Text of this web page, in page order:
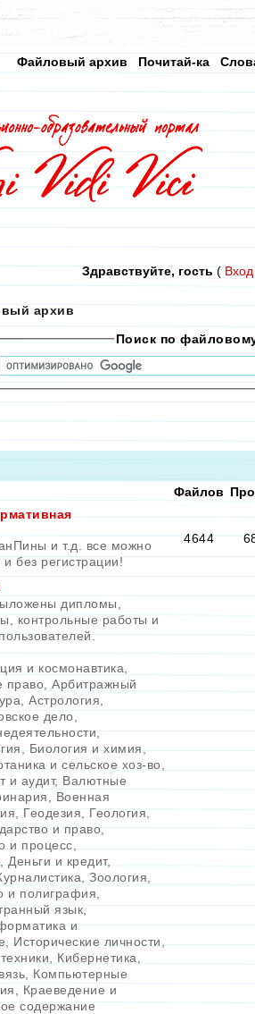
Почитай-ка
Файловый архив
Здравствуйте, гость ( Вход
архив
Поиск по
Файлов
и т.д. все можно
и без регистрации!
4644
дипломы,
контрольные работы и
и космонавтика
право Арбитражный
Астрология
дело
,
,Биология и химия,
и сельское хоз-во
и аудит, Валютные
Военная
Геодезия,Геология
и право,
и процесс
Деньги и кредит,
Зоология
и полиграфия
язык,
и
Исторические личности,
Кибернетика
Компьютерные
Краеведение и
содержание